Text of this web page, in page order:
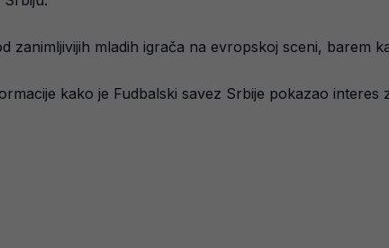
zanimljivijih mladih igrača na evropskoj sceni, barem
kako je Fudbalski savez Srbije pokazao